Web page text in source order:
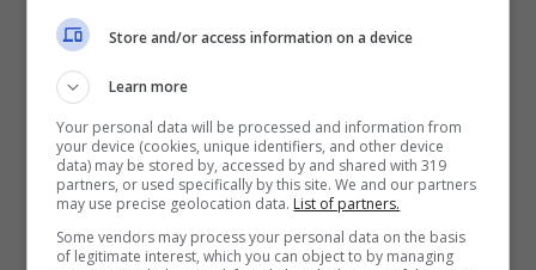
Leggi tutto
SuperEnalotto Lotto 10eLotto
Simbolotto 25 marzo 2021:
diretta vincite
25 Marzo 2021 Gabriele M.
Store and/or access information on a device
Learn more
Your personal data will be processed and information from
your device (cookies, unique identifiers, and other device
data) may be stored by, accessed by and shared with 319
partners, or used specifically by this site. We and our partners
may use precise geolocation data. List of partners.
Some vendors may process your personal data on the basis
of legitimate interest, which you can object to by managing